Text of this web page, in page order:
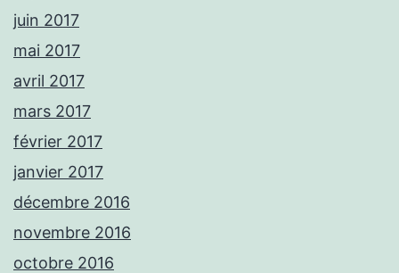
juin 2017
mai 2017
avril 2017
mars 2017
février 2017
janvier 2017
décembre 2016
novembre 2016
octobre 2016